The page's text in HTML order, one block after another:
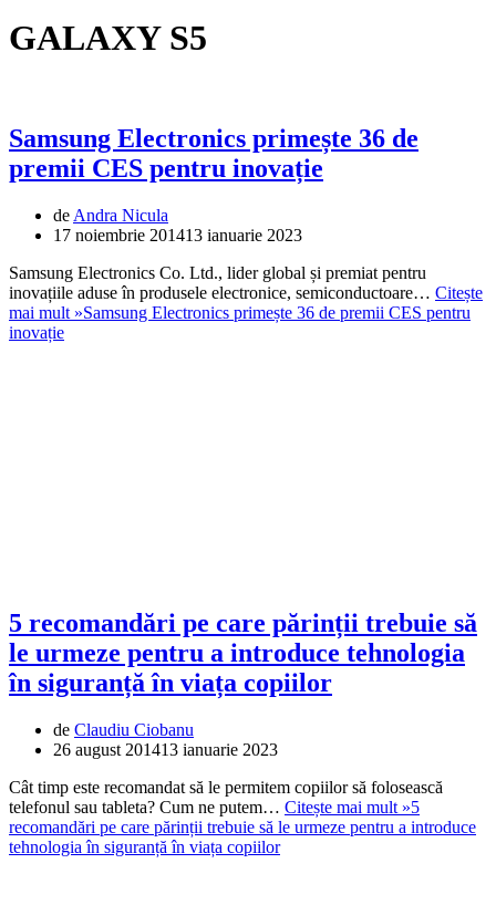
GALAXY S5
Samsung Electronics primește 36 de
premii CES pentru inovație
de Andra Nicula
17 noiembrie 201413 ianuarie 2023
Samsung Electronics Co. Ltd., lider global și premiat pentru
inovațiile aduse în produsele electronice, semiconductoare… Citește
mai mult »Samsung Electronics primește 36 de premii CES pentru
inovație
5 recomandări pe care părinții trebuie să
le urmeze pentru a introduce tehnologia
în siguranță în viața copiilor
de Claudiu Ciobanu
26 august 201413 ianuarie 2023
Cât timp este recomandat să le permitem copiilor să folosească
telefonul sau tableta? Cum ne putem… Citește mai mult »5
recomandări pe care părinții trebuie să le urmeze pentru a introduce
tehnologia în siguranță în viața copiilor